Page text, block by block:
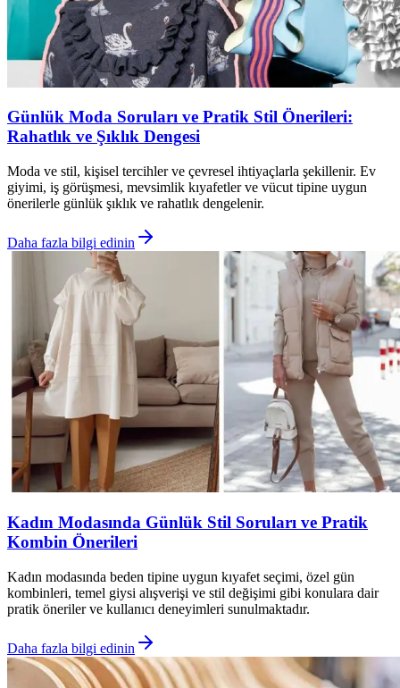
Günlük Moda Soruları ve Pratik Stil Önerileri:
Rahatlık ve Şıklık Dengesi
Moda ve stil, kişisel tercihler ve çevresel ihtiyaçlarla şekillenir. Ev
giyimi, iş görüşmesi, mevsimlik kıyafetler ve vücut tipine uygun
önerilerle günlük şıklık ve rahatlık dengelenir.
Daha fazla bilgi edinin
Kadın Modasında Günlük Stil Soruları ve Pratik
Kombin Önerileri
Kadın modasında beden tipine uygun kıyafet seçimi, özel gün
kombinleri, temel giysi alışverişi ve stil değişimi gibi konulara dair
pratik öneriler ve kullanıcı deneyimleri sunulmaktadır.
Daha fazla bilgi edinin